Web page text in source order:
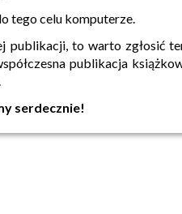
tego celu komputerze.
publikacji, to warto zgłosić
publikacja
serdecznie!